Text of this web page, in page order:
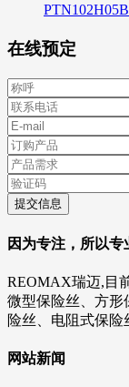
在线预定
提交信息
因为专注，所以专
REOMAX瑞迈,目
微型保险丝、方形
险丝、电阻式保
网站新闻